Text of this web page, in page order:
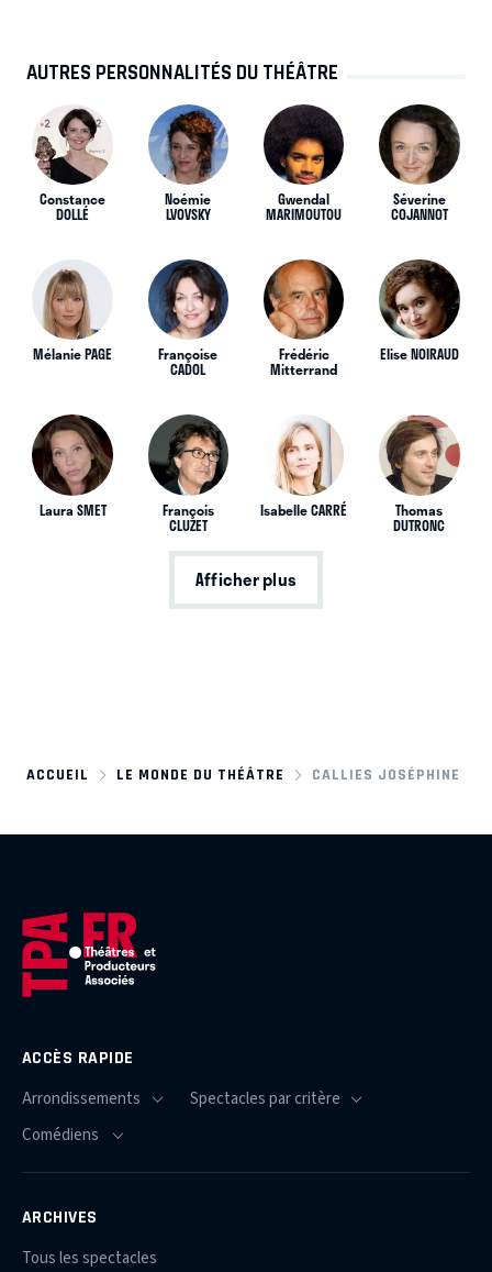
AUTRES PERSONNALITÉS DU THÉÂTRE
Constance
DOLLÉ
Noémie
LVOVSKY
Gwendal
MARIMOUTOU
Séverine
COJANNOT
Mélanie PAGE Françoise
CADOL
Frédéric
Mitterrand
Elise NOIRAUD
Laura SMET François
CLUZET
Isabelle CARRÉ Thomas
DUTRONC
Afficher plus
ACCUEIL LE MONDE DU THÉÂTRE CALLIES JOSÉPHINE
ACCÈS RAPIDE
ARCHIVES
Tous les spectacles